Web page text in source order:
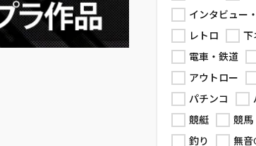
インタビュー
レトロ
下
電車・鉄道
アウトロー
パチンコ
競艇
競馬
釣り
無